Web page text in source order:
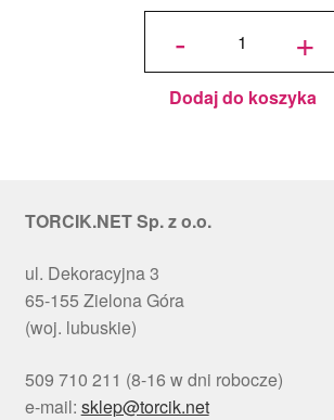
-
ilość
okrągły
Choinki
cm, h 1
cm - PC
+
Dodaj do koszyka
TORCIK.NET Sp. z o.o.
ul. Dekoracyjna 3
65-155 Zielona Góra
(woj. lubuskie)
509 710 211 (8-16 w dni robocze)
e-mail: sklep@torcik.net